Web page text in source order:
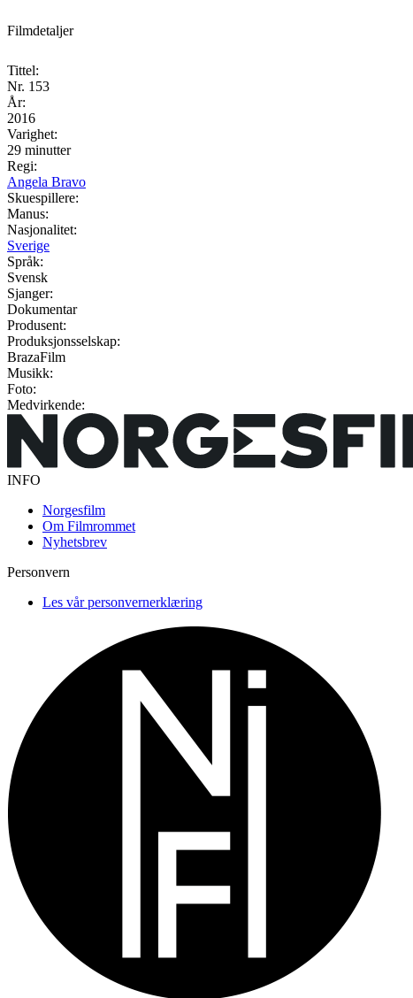
Filmdetaljer
Tittel:
Nr. 153
År:
2016
Varighet:
29 minutter
Regi:
Angela Bravo
Skuespillere:
Manus:
Nasjonalitet:
Sverige
Språk:
Svensk
Sjanger:
Dokumentar
Produsent:
Produksjonsselskap:
BrazaFilm
Musikk:
Foto:
Medvirkende:
INFO
Norgesfilm
Om Filmrommet
Nyhetsbrev
Personvern
Les vår personvernerklæring